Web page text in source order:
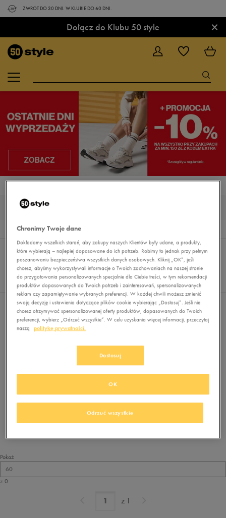
ZWROT DO 30 DNI. W KLUBIE DO 60 DNI.
Dołącz do Klubu 50 style ×
0
Wyników
Sortuj:
REKOMENDOWANE
FILTRUJ
Pokaż
60
z 0
Nie wybrano filtrów
Brak produktów do wyświetlenia
usuń wybrane filtry
Pokaż
60
z 0
z 1
Chronimy Twoje dane
Dokładamy wszelkich starań, aby zakupy naszych Klientów były udane, a produkty,
które wybierają – najlepiej dopasowane do ich potrzeb. Robimy to jednak przy pełnym
poszanowaniu bezpieczeństwa wszystkich danych osobowych. Kliknij „OK”, jeśli
chcesz, abyśmy wykorzystywali informacje o Twoich zachowaniach na naszej stronie
do przygotowania personalizowanych specjalnie dla Ciebie treści, w tym rekomendacji
produktów dopasowanych do Twoich potrzeb i zainteresowań, spersonalizowanych
reklam czy zapamiętywanie wybranych preferencji. W każdej chwili możesz zmienić
swoją decyzję i ustawienia dotyczące plików cookie wybierając „Dostosuj”. Jeśli nie
chcesz otrzymywać spersonalizowanej oferty produktów, dopasowanych do Twoich
preferencji, wybierz „Odrzuć wszystkie”. W celu uzyskania więcej informacji, przeczytaj
naszą
politykę prywatności.
Dostosuj
Odrzuć wszystkie
OK